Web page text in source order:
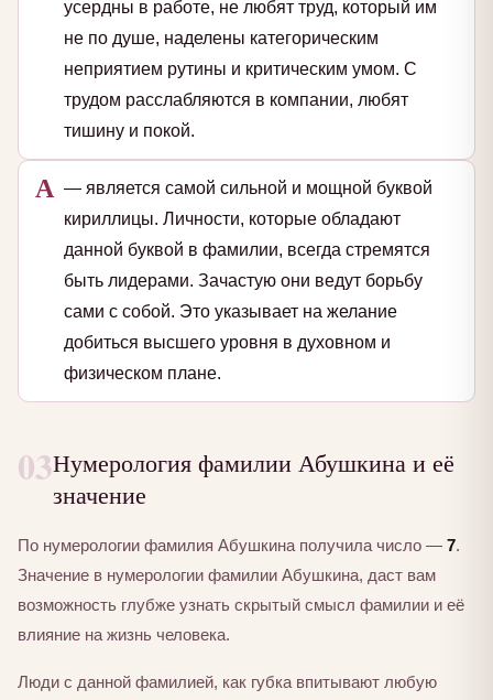
усердны в работе, не любят труд, который им
не по душе, наделены категорическим
неприятием рутины и критическим умом. С
трудом расслабляются в компании, любят
тишину и покой.
А — является самой сильной и мощной буквой
кириллицы. Личности, которые обладают
данной буквой в фамилии, всегда стремятся
быть лидерами. Зачастую они ведут борьбу
сами с собой. Это указывает на желание
добиться высшего уровня в духовном и
физическом плане.
03Нумерология фамилии Абушкина и её
значение
По нумерологии фамилия Абушкина получила число — 7.
Значение в нумерологии фамилии Абушкина, даст вам
возможность глубже узнать скрытый смысл фамилии и её
влияние на жизнь человека.
Люди с данной фамилией, как губка впитывают любую